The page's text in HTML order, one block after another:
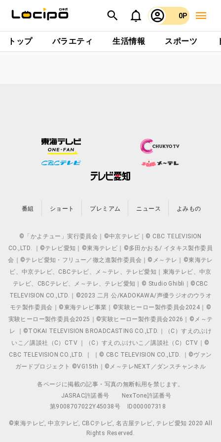
0P
トップ バラエティ 生活情報 スポーツ
番組 ショート プレミアム ニュース よみもの
©「かよチュー」実行委員会｜©中京テレビ｜© CBC TELEVISION
CO.,LTD. ｜©テレビ愛知｜©東海テレビ｜©多田かおる/ イタキス製作委員
会｜©テレビ愛知・フリュー／徹之進製作委員会｜©メ～テレ｜©東海テレ
ビ、中京テレビ、CBCテレビ、メ～テレ、テレビ愛知｜東海テレビ、中京
テレビ、CBCテレビ、メ～テレ、テレビ愛知｜© Studio Ghibli｜©CBC
TELEVISION CO.,LTD.｜©2023 二月 公/KADOKAWA/声優ラジオのウラオ
モテ製作委員会｜©東海テレビ事業｜©実験ヒーロー製作委員会2024｜©
実験ヒーロー製作委員会2025｜©実験ヒーロー製作委員会2026｜©メ～テ
レ ｜©TOKAI TELEVISION BROADCASTING CO.,LTD.｜（C）すえのぶけ
いこ／講談社（C）CTV ｜（C）すえのぶけいこ／講談社（C）CTV｜©
CBC TELEVISION CO.,LTD. ｜ ｜© CBC TELEVISION CO.,LTD. ｜©ヴァン
ガードプロジェクト ©VG15th｜©メ～テレNEXT／ダンスチャンネル
各ページに掲載の記事・写真の無断転用を禁じます。
JASRAC許諾番号
NexTone許諾番号
第9008707022Y45038号
ID000007318
©東海テレビ, 中京テレビ, CBCテレビ, 名古屋テレビ, テレビ愛知 2020 All
Rights Reserved.